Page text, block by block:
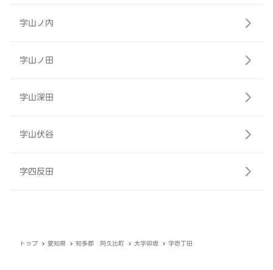
字山ノ内
字山ノ田
字山深田
字山伏谷
字四反田
トップ 愛知県 知多郡 阿久比町 大字卯坂 字壱丁田